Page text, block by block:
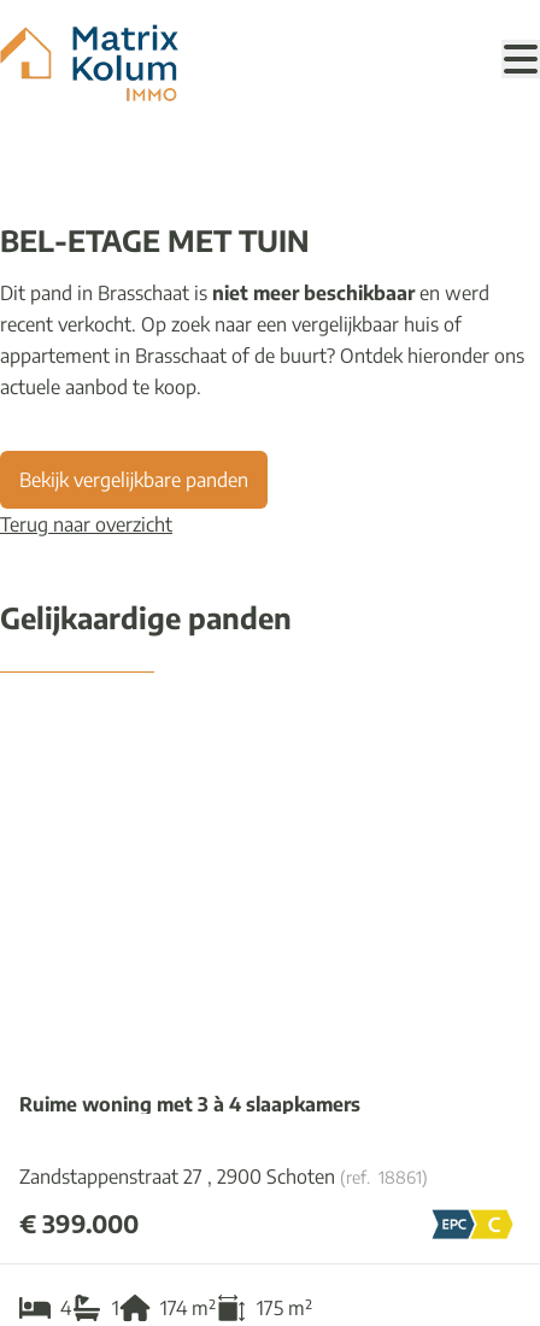
VERKOCHT
BEL-ETAGE MET TUIN
Dit pand in Brasschaat is niet meer beschikbaaren werd
recent verkocht. Op zoek naar een vergelijkbaar huis of
appartement in Brasschaat of de buurt? Ontdek hieronder ons
actuele aanbod te koop.
Bekijk vergelijkbare panden
Terug naar overzicht
Gelijkaardige panden
Ruime woning met 3 à 4 slaapkamers
Zandstappenstraat 27 , 2900 Schoten (ref. 18861)
€ 399.000
4 1 174 m² 175 m²